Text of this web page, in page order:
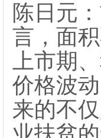
陈日元
言，面
上市期
价格波
来的不